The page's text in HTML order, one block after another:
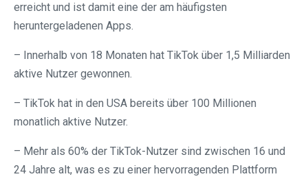
erreicht und ist damit eine der am häufigsten
heruntergeladenen Apps.
– Innerhalb von 18 Monaten hat TikTok über 1,5 Milliarden
aktive Nutzer gewonnen.
– TikTok hat in den USA bereits über 100 Millionen
monatlich aktive Nutzer.
– Mehr als 60% der TikTok-Nutzer sind zwischen 16 und
24 Jahre alt, was es zu einer hervorragenden Plattform